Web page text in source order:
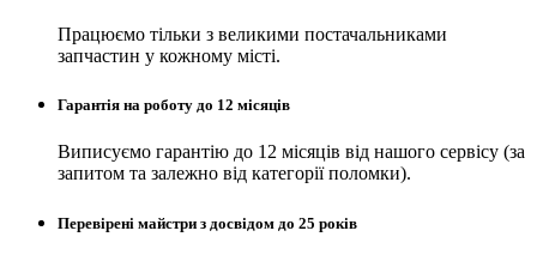
Працюємо тільки з великими постачальниками
запчастин у кожному місті.
Гарантія на роботу до 12 місяців
Виписуємо гарантію до 12 місяців від нашого сервісу (за
запитом та залежно від категорії поломки).
Перевірені майстри з досвідом до 25 років